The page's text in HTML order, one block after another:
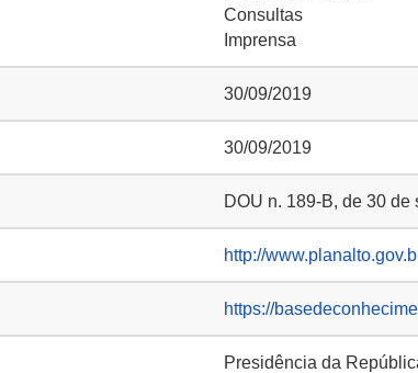
Consultas
Imprensa
30/09/2019
30/09/2019
DOU n. 189-B, de 30
http://
https://
Presidência da